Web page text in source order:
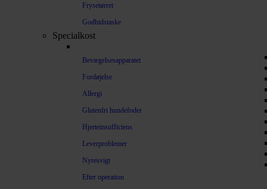
Frysetørret
Godbidstaske
Specialkost
Bevægelsesapparatet
Fordøjelse
Allergi
Glutenfri hundefoder
Hjerteinsufficiens
Leverproblemer
Nyresvigt
Efter operation